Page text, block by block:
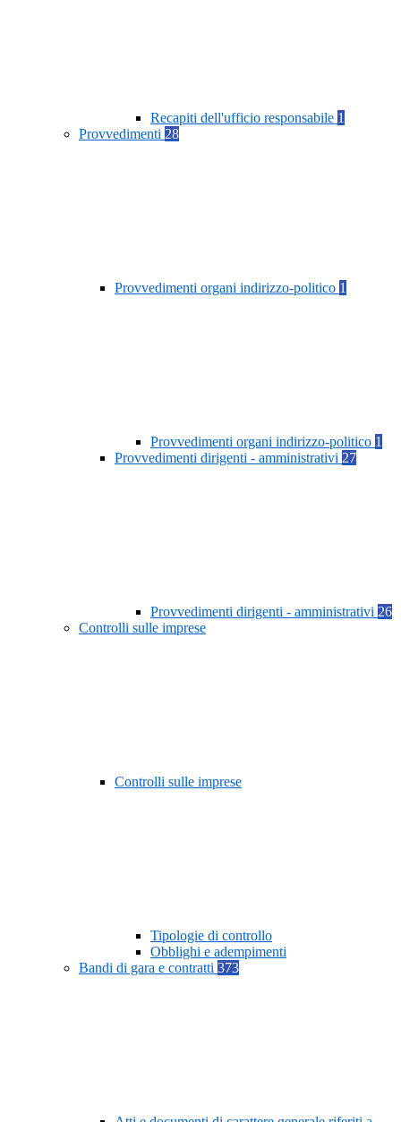
Recapiti dell'ufficio responsabile 1
Provvedimenti 28
Provvedimenti organi indirizzo-politico 1
Provvedimenti organi indirizzo-politico 1
Provvedimenti dirigenti - amministrativi 27
Provvedimenti dirigenti - amministrativi 26
Controlli sulle imprese
Controlli sulle imprese
Tipologie di controllo
Obblighi e adempimenti
Bandi di gara e contratti 373